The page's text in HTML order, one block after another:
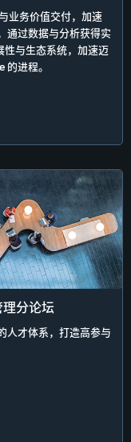
业务价值交付，加速
通过数据与分析获得实
性与生态系统，加速迈
的进程。
分论坛
人才体系，打造高参与